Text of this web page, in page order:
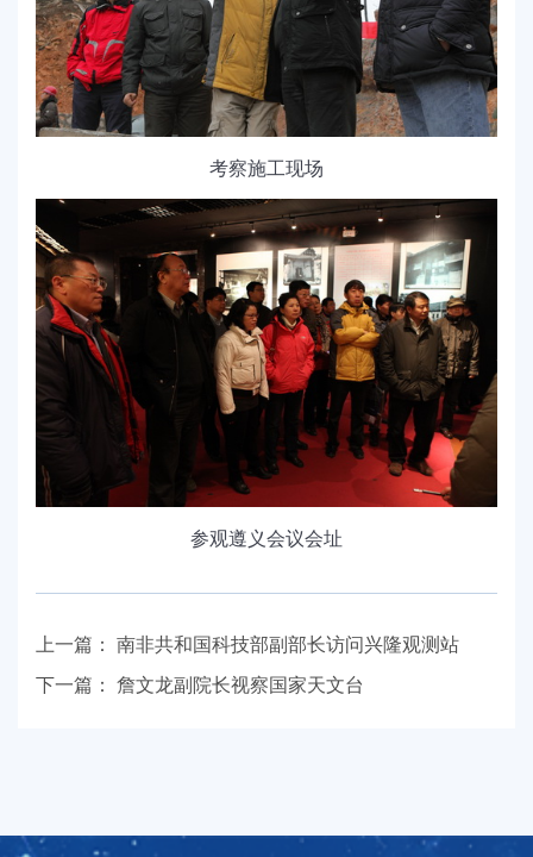
考察施工现场
参观遵义会议会址
上一篇： 南非共和国科技部副部长访问兴隆观测站
下一篇： 詹文龙副院长视察国家天文台